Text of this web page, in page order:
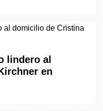
lindero al
en